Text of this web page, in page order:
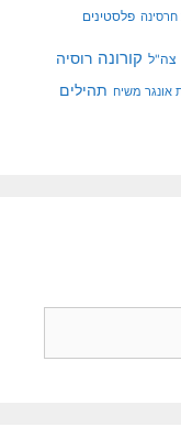
חרסינה פלסטינים
צה"ל קורונה רוסיה
אונגר משיח תהילים